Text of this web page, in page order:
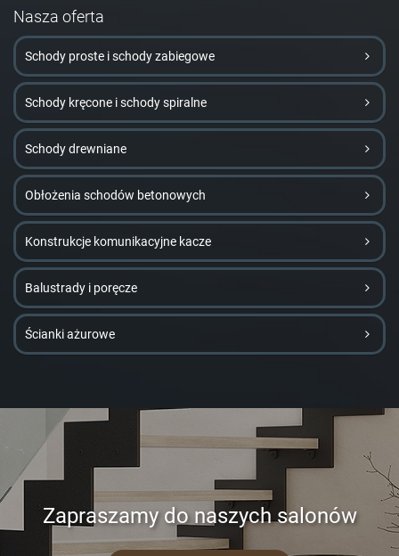
Nasza oferta
Schody proste i schody zabiegowe
Schody kręcone i schody spiralne
Schody drewniane
Obłożenia schodów betonowych
Konstrukcje komunikacyjne kacze
Balustrady i poręcze
Ścianki ażurowe
Zapraszamy do naszych salonów